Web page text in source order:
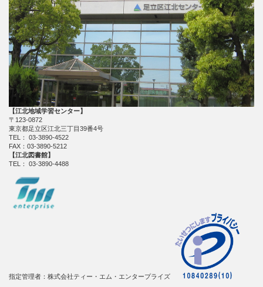
【江北地域学習センター】
〒123-0872
東京都足立区江北三丁目39番4号
TEL： 03-3890-4522
FAX：03-3890-5212
【江北図書館】
TEL： 03-3890-4488
指定管理者：株式会社ティー・エム・エンタープライズ